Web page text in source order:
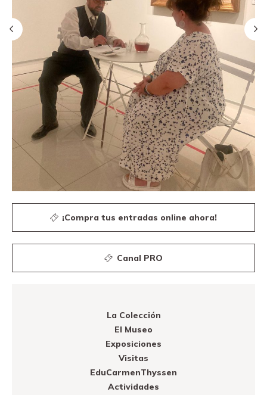
¡Compra tus entradas online ahora!
Canal PRO
La Colección
El Museo
Exposiciones
Visitas
EduCarmenThyssen
Actividades
Entradas
Canal PRO